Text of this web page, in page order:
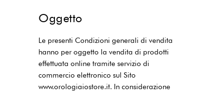
Oggetto
Le presenti Condizioni generali di vendita
hanno per oggetto la vendita di prodotti
effettuata online tramite servizio di
commercio elettronico sul Sito
www.orologiaiostore.it. In considerazione